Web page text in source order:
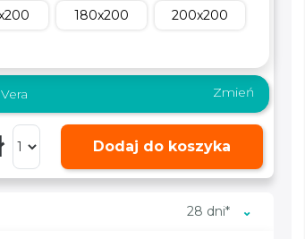
180x200 200x200
Zmień
Dodaj do koszyka
28 dni*